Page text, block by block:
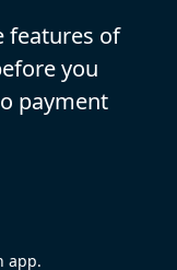
features of
you
payment
app.